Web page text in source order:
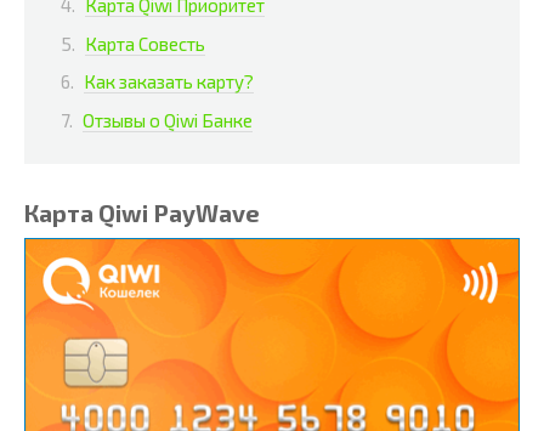
Карта Qiwi Приоритет
Карта Совесть
Как заказать карту?
Отзывы о Qiwi Банке
Карта Qiwi PayWave